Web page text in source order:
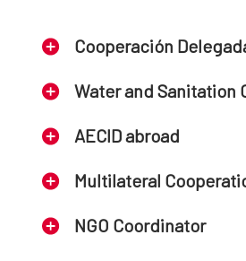
Cooperación
Water and Sanitation
AECID abroad
Multilateral
NGO Coordinator